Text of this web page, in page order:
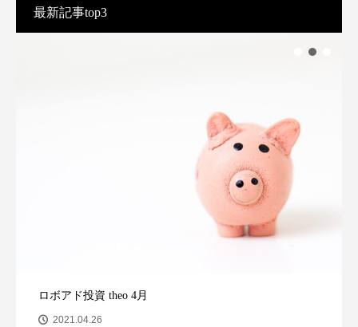
最新記事top3
ロボアド投資 theo 4月
2021.04.26